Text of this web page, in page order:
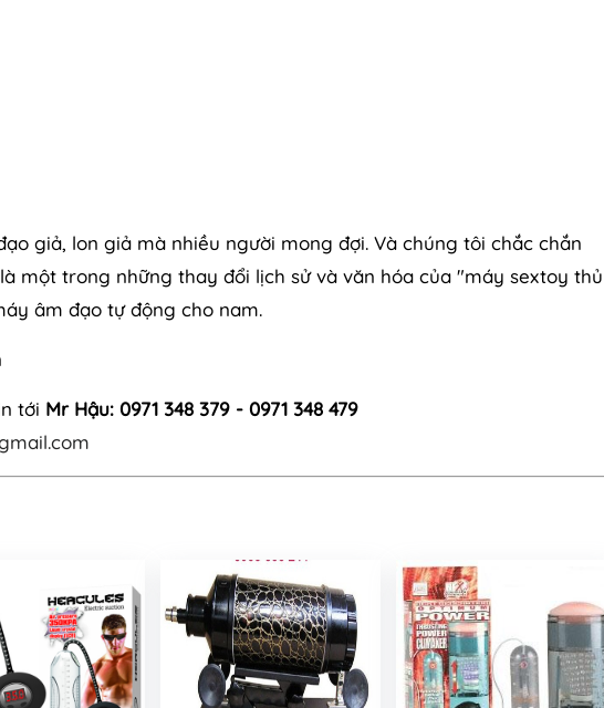
giả, lon giả mà nhiều người mong đợi. Và chúng tôi chắc chắn
một trong những thay đổi lịch sử và văn hóa của "máy sextoy thủ
âm đạo tự động cho nam.
tới Mr Hậu: 0971 348 379 - 0971 348 479